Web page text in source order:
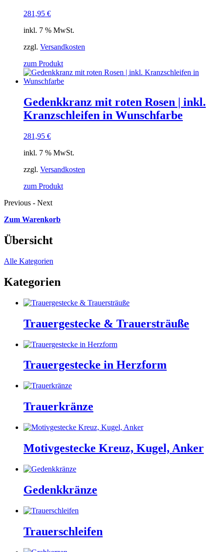
281,95 €
inkl. 7 % MwSt.
zzgl. Versandkosten
zum Produkt
Gedenkkranz mit roten Rosen | inkl.
Kranzschleifen in Wunschfarbe
281,95 €
inkl. 7 % MwSt.
zzgl. Versandkosten
zum Produkt
Previous - Next
Zum Warenkorb
Übersicht
Alle Kategorien
Kategorien
Trauergestecke & Trauersträuße
Trauergestecke in Herzform
Trauerkränze
Motivgestecke Kreuz, Kugel, Anker
Gedenkkränze
Trauerschleifen